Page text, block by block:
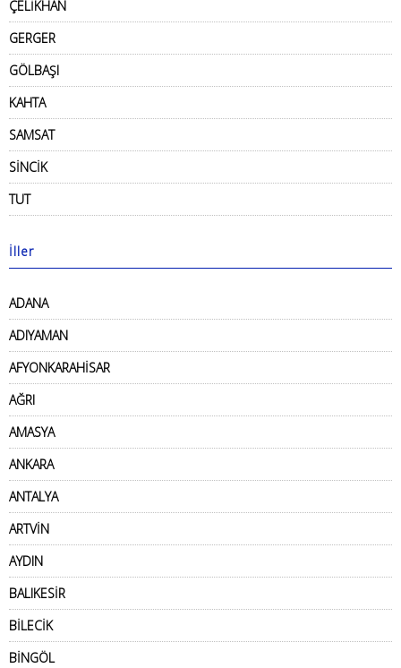
ÇELİKHAN
GERGER
GÖLBAŞI
KAHTA
SAMSAT
SİNCİK
TUT
İller
ADANA
ADIYAMAN
AFYONKARAHİSAR
AĞRI
AMASYA
ANKARA
ANTALYA
ARTVİN
AYDIN
BALIKESİR
BİLECİK
BİNGÖL